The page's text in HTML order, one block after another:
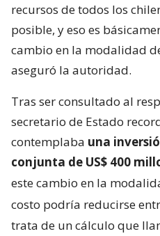
recursos de todos los
posible, y eso es
cambio en la modalidad
aseguró la autoridad.
Tras ser consultado al
secretario de Estado
contemplaba una
conjunta de US$ 400
este cambio en la
costo podría reducirse
trata de un cálculo que